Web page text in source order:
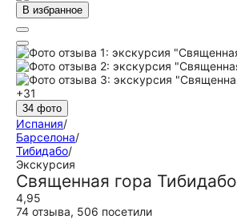
В избранное
+31
34 фото
Испания/
Барселона/
Тибидабо/
Экскурсия
Священная гора Тибидабо
4,95
74 отзыва, 506 посетили